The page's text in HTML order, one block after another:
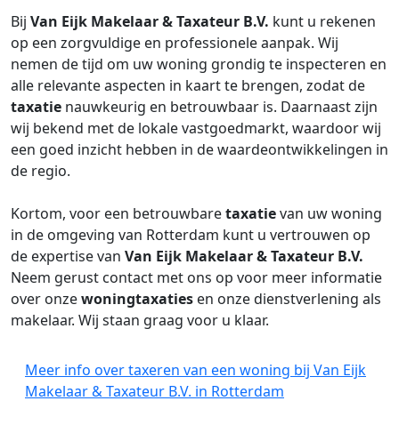
Bij Van Eijk Makelaar & Taxateur B.V. kunt u rekenen
op een zorgvuldige en professionele aanpak. Wij
nemen de tijd om uw woning grondig te inspecteren en
alle relevante aspecten in kaart te brengen, zodat de
taxatie nauwkeurig en betrouwbaar is. Daarnaast zijn
wij bekend met de lokale vastgoedmarkt, waardoor wij
een goed inzicht hebben in de waardeontwikkelingen in
de regio.
Kortom, voor een betrouwbaretaxatievan uw woning
in de omgeving van Rotterdam kunt u vertrouwen op
de expertise van Van Eijk Makelaar & Taxateur B.V.
Neem gerust contact met ons op voor meer informatie
over onzewoningtaxaties en onze dienstverlening als
makelaar. Wij staan graag voor u klaar.
Meer info over taxeren van een woning bij Van Eijk
Makelaar & Taxateur B.V. in Rotterdam